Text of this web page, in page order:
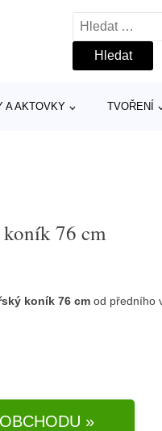
Vyhledávání
A AKTOVKY TVOŘENÍ
76 cm
koník 76 cm od předního
»